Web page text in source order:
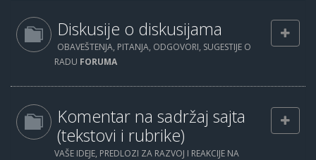
Diskusije o diskusijama
OBAVEŠTENJA, PITANJA, ODGOVORI, SUGESTIJE O
RADU FORUMA
Komentar na sadržaj sajta
(tekstovi i rubrike)
VAŠE IDEJE, PREDLOZI ZA RAZVOJ I REAKCIJE NA